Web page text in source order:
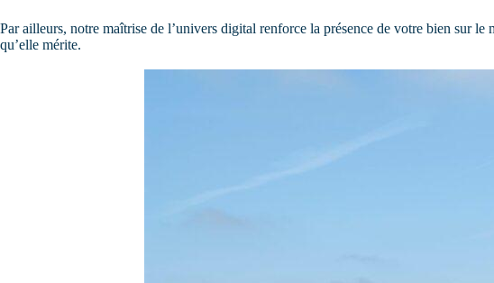
Par ailleurs, notre maîtrise de l’univers digital renforce la présence de votre bien sur
qu’elle mérite.